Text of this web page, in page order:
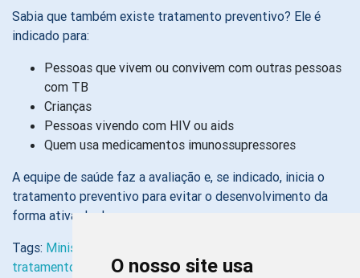
O nosso site usa
Sabia que também existe tratamento preventivo? Ele é
indicado para:
Pessoas que vivem ou convivem com outras pessoas
com TB
Crianças
Pessoas vivendo com HIV ou aids
Quem usa medicamentos imunossupressores
A equipe de saúde faz a avaliação e, se indicado, inicia o
tratamento preventivo para evitar o desenvolvimento da
forma ativa da doença.
Tags: Ministério da Saúde - MS
tratamento
Tuberculose